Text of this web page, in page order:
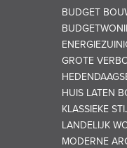
BUDGET
GROTE
HUIS LATEN
KLASSIEKE
LANDELIJK
MODERNE